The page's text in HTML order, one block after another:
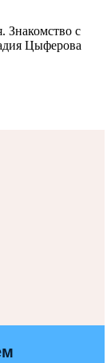
Знакомство с
Цыферова